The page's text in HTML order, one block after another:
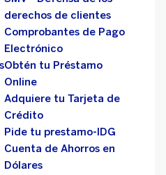
derechos de clientes
Comprobantes de Pago
Electrónico
Obtén tu Préstamo
Online
Adquiere tu Tarjeta de
Crédito
Pide tu prestamo-IDG
Cuenta de Ahorros en
Dólares